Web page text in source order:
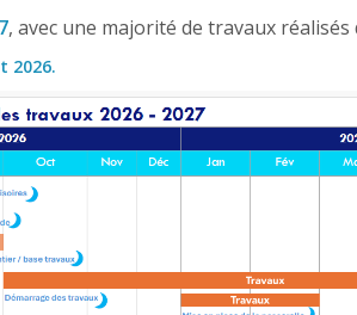
, avec une majorité de travaux
2026.